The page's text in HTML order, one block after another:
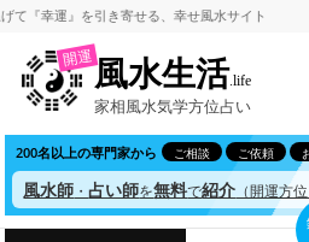
コ
ツ
へ
ス
運』を引き寄せる、幸せ風水サイト
開運風水生活.life
家相風水気学方位占い
200名以上の専門家から ご相談 ご依頼
風水師 ・占い師を無料で紹介 （開運方